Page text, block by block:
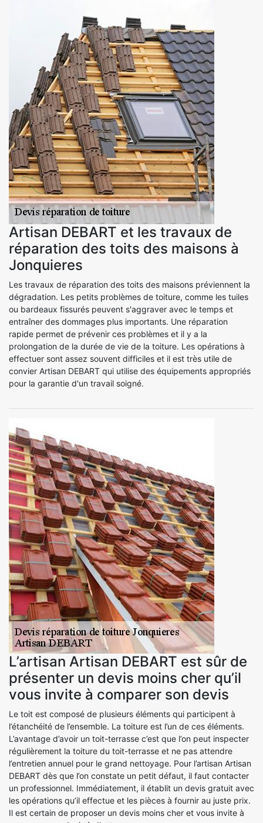
Artisan DEBART et les travaux de
réparation des toits des maisons à
Jonquieres
Les travaux de réparation des toits des maisons préviennent la
dégradation. Les petits problèmes de toiture, comme les tuiles
ou bardeaux fissurés peuvent s'aggraver avec le temps et
entraîner des dommages plus importants. Une réparation
rapide permet de prévenir ces problèmes et il y a la
prolongation de la durée de vie de la toiture. Les opérations à
effectuer sont assez souvent difficiles et il est très utile de
convier Artisan DEBART qui utilise des équipements appropriés
pour la garantie d'un travail soigné.
L’artisan Artisan DEBART est sûr de
présenter un devis moins cher qu’il
vous invite à comparer son devis
Le toit est composé de plusieurs éléments qui participent à
l’étanchéité de l’ensemble. La toiture est l’un de ces éléments.
L’avantage d’avoir un toit-terrasse c’est que l’on peut inspecter
régulièrement la toiture du toit-terrasse et ne pas attendre
l’entretien annuel pour le grand nettoyage. Pour l’artisan Artisan
DEBART dès que l’on constate un petit défaut, il faut contacter
un professionnel. Immédiatement, il établit un devis gratuit avec
les opérations qu’il effectue et les pièces à fournir au juste prix.
Il est certain de proposer un devis moins cher et vous invite à